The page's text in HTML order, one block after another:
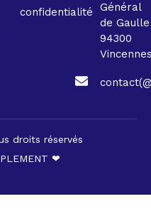
confidentialité
Général
de Gaulle
94300
droits réservés
❤